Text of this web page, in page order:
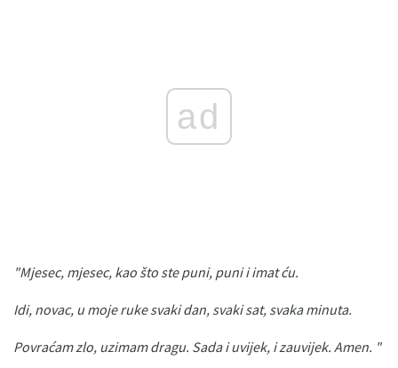
ad
"Mjesec, mjesec, kao što ste puni, puni i imat ću.
Idi, novac, u moje ruke svaki dan, svaki sat, svaka minuta.
Povraćam zlo, uzimam dragu. Sada i uvijek, i zauvijek. Amen. "